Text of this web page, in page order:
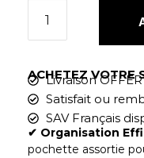
ACHETEZ VOTRE
Livraison
Satisfait ou
SAV Français
✔︎ Organisation
pochette assortie